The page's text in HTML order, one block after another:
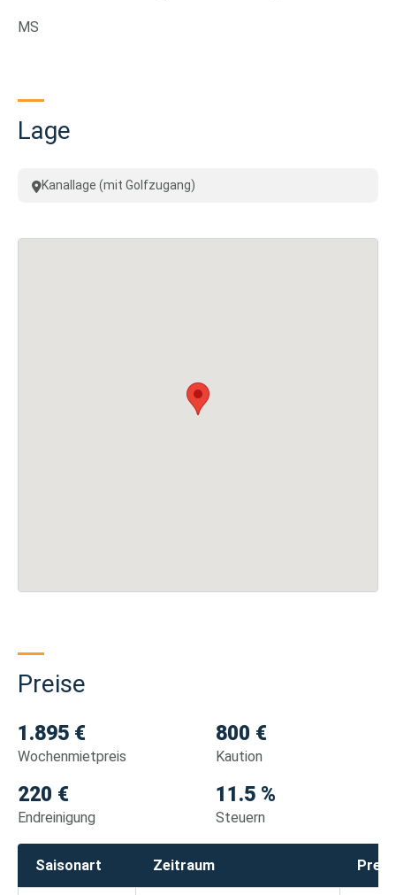
MS
Lage
Kanallage (mit Golfzugang)
Preise
1.895 €
Wochenmietpreis
800 €
Kaution
220 €
Endreinigung
11.5 %
Steuern
Saisonart Zeitraum Preis